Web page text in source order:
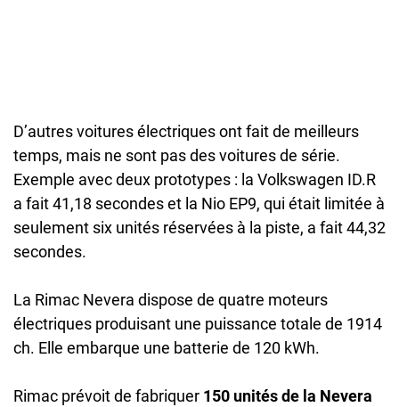
D’autres voitures électriques ont fait de meilleurs
temps, mais ne sont pas des voitures de série.
Exemple avec deux prototypes : la Volkswagen ID.R
a fait 41,18 secondes et la Nio EP9, qui était limitée à
seulement six unités réservées à la piste, a fait 44,32
secondes.
La Rimac Nevera dispose de quatre moteurs
électriques produisant une puissance totale de 1914
ch. Elle embarque une batterie de 120 kWh.
Rimac prévoit de fabriquer 150 unités de la Nevera